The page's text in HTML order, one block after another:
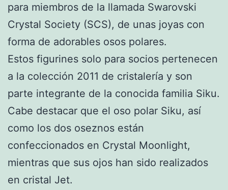
para miembros de la llamada Swarovski
Crystal Society (SCS), de unas joyas con
forma de adorables osos polares.
Estos figurines solo para socios pertenecen
a la colección 2011 de cristalería y son
parte integrante de la conocida familia Siku.
Cabe destacar que el oso polar Siku, así
como los dos oseznos están
confeccionados en Crystal Moonlight,
mientras que sus ojos han sido realizados
en cristal Jet.